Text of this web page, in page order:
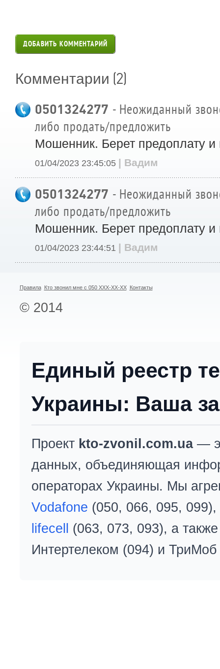
ДОБАВИТЬ КОММЕНТАРИЙ
Комментарии (2)
0501324277 - Неожиданный
либо продать/предложить
Мошенник. Берет предоплату и
01/04/2023 23:45:05 | Вадим
0501324277 - Неожиданный
либо продать/предложить
Мошенник. Берет предоплату и
01/04/2023 23:44:51 | Вадим
Правила Кто звонил мне с 050 XXX-XX-XX Контакты
© 2014
Единый реестр
Украины: Ваша
Проект kto-zvonil.com.ua—
данных, объединяющая
операторах Украины. Мы
Vodafone (050, 066, 095, 099),
lifecell
(063, 073, 093), а
Интертелеком (094) и ТриМоб